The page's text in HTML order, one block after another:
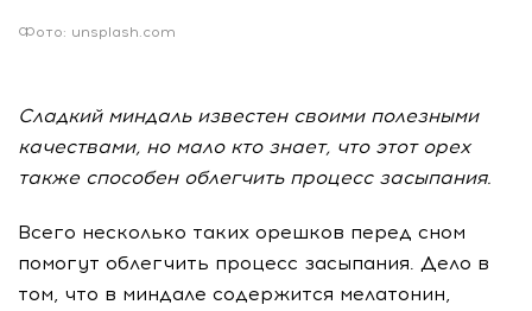
Фото: unsplash.com
Сладкий миндаль известен своими полезными
качествами, но мало кто знает, что этот орех
также способен облегчить процесс засыпания.
Всего несколько таких орешков перед сном
помогут облегчить процесс засыпания. Дело в
том, что в миндале содержится мелатонин,